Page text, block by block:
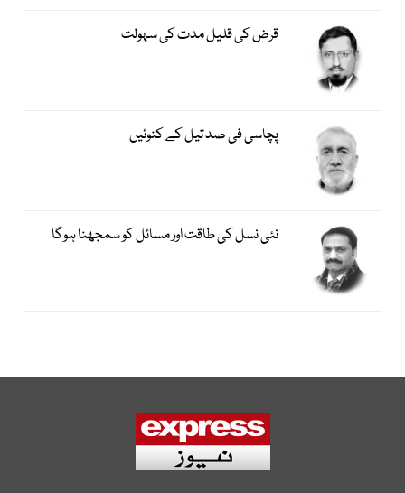
قرض کی قلیل مدت کی سہولت
پچاسی فی صد تیل کے کنوئیں
نئی نسل کی طاقت اور مسائل کو سمجھنا ہوگا